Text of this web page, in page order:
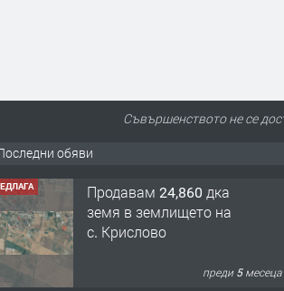
Съвършенството не се
обяви
Продавам 24,860 дка
земя в землището на
с. Крислово
преди 5 месеца